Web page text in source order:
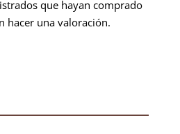
que hayan comprado
hacer una valoración.